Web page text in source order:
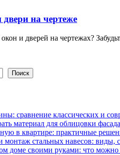
на чертеже
окон и дверей на чертежах?
Поиск
сравнение классических и
материал для облицовки
в квартире: практичные
монтаж стальных навесов: виды,
доме своими руками: что можно